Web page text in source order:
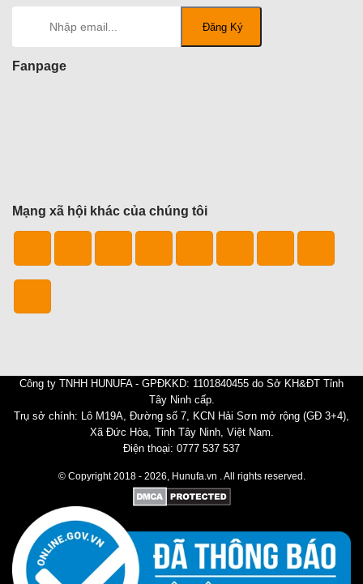
Fanpage
Mạng xã hội khác của chúng tôi
Công ty TNHH HUNUFA - GPĐKKD: 1101840455 do Sở KH&ĐT Tỉnh
Tây Ninh cấp.
Trụ sở chính: Lô M19A, Đường số 7, KCN Hải Sơn mở rộng (GĐ 3+4),
Xã Đức Hòa, Tỉnh Tây Ninh, Việt Nam.
Điện thoại: 0777 537 537
© Copyright 2018 - 2026, Hunufa.vn . All rights reserved.